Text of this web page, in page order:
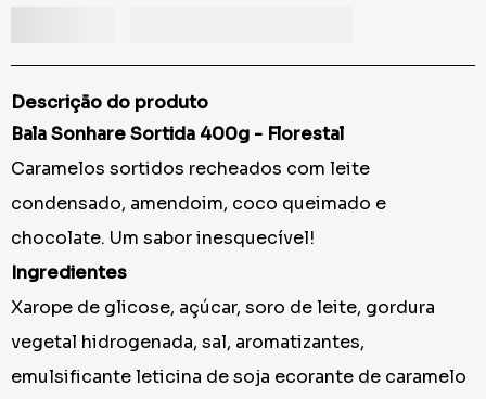
Descrição do produto
Bala Sonhare Sortida 400g - Florestal
Caramelos sortidos recheados com leite
condensado, amendoim, coco queimado e
chocolate. Um sabor inesquecível!
Ingredientes
Xarope de glicose, açúcar, soro de leite, gordura
vegetal hidrogenada, sal, aromatizantes,
emulsificante leticina de soja ecorante de caramelo